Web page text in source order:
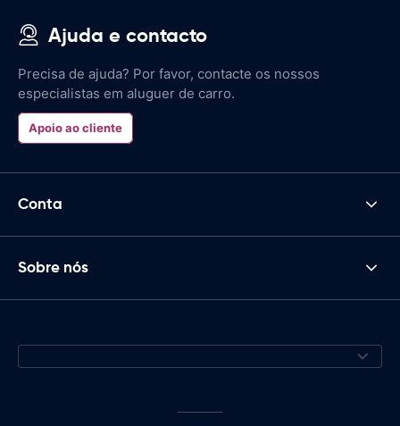
Ajuda e contacto
Precisa de ajuda? Por favor, contacte os nossos
especialistas em aluguer de carro.
Apoio ao cliente
Conta
Sobre nós